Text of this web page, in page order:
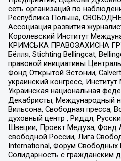
сеть организаций по
Республика Польша,
Ассоциация развития
Королевский Институт
КРИМСЬКА ПРАВОЗАХИСНА
Бёлля, Stichting Bellingcat,
правовой инициативы
Фонд Открытой Эстонии,
украинский конгресс,
Украинская национальная
Декабристы, Международный
Вильсона, Свободная пресса,
духовный центр , Риддл,
Швеции, Проект Медуза, Фонд
свободной России, Лига
International, Форум Свободных
Солидарность с гражданским